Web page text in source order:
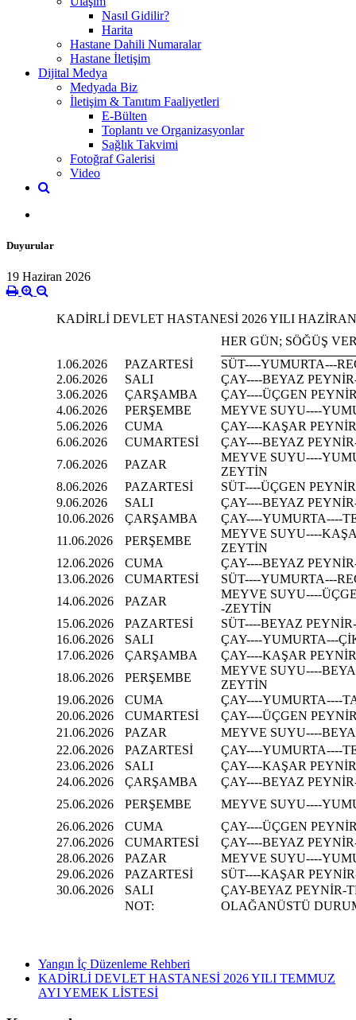
Nasıl Gidilir?
Harita
Hastane Dahili Numaralar
Hastane İletişim
Dijital Medya
Medyada Biz
İletişim & Tanıtım Faaliyetleri
E-Bülten
Toplantı ve Organizasyonlar
Sağlık Takvimi
Fotoğraf Galerisi
Video
Duyurular
19 Haziran 2026
KADİRLİ DEVLET HASTANESİ 2026 YILI
HER GÜN; SÖĞÜŞ
1.06.2026
PAZARTESİ
SÜT----YUMURTA---
2.06.2026
SALI
ÇAY----BEYAZ
3.06.2026
ÇARŞAMBA
ÇAY----ÜÇGEN
4.06.2026
PERŞEMBE
MEYVE SUYU----
5.06.2026
CUMA
ÇAY----KAŞAR
6.06.2026
CUMARTESİ
ÇAY----BEYAZ
7.06.2026
PAZAR
MEYVE SUYU----
ZEYTİN
8.06.2026
PAZARTESİ
SÜT----ÜÇGEN
9.06.2026
SALI
ÇAY----BEYAZ
10.06.2026
ÇARŞAMBA
ÇAY----YUMURTA----
11.06.2026
PERŞEMBE
MEYVE SUYU----
ZEYTİN
12.06.2026
CUMA
ÇAY----BEYAZ
13.06.2026
CUMARTESİ
SÜT----YUMURTA---
14.06.2026
PAZAR
MEYVE SUYU----
-ZEYTİN
15.06.2026
PAZARTESİ
SÜT----BEYAZ
16.06.2026
SALI
ÇAY----YUMURTA---
17.06.2026
ÇARŞAMBA
ÇAY----KAŞAR
18.06.2026
PERŞEMBE
MEYVE SUYU----
ZEYTİN
19.06.2026
CUMA
ÇAY----YUMURTA----
20.06.2026
CUMARTESİ
ÇAY----ÜÇGEN
21.06.2026
PAZAR
MEYVE SUYU----
22.06.2026
PAZARTESİ
ÇAY----YUMURTA----
23.06.2026
SALI
ÇAY----KAŞAR
24.06.2026
ÇARŞAMBA
ÇAY----BEYAZ
25.06.2026
PERŞEMBE
MEYVE SUYU----
26.06.2026
CUMA
ÇAY----ÜÇGEN
27.06.2026
CUMARTESİ
ÇAY----BEYAZ
28.06.2026
PAZAR
MEYVE SUYU----
29.06.2026
PAZARTESİ
SÜT----KAŞAR
30.06.2026
SALI
ÇAY-BEYAZ PEYNİR-
NOT:
OLAĞANÜSTÜ
Yangın İç Düzenleme Rehberi
KADİRLİ DEVLET HASTANESİ 2026 YILI TEMMUZ
AYI YEMEK LİSTESİ